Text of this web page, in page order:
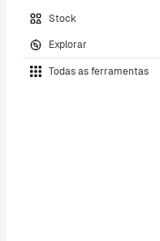
Stock
Explorar
Todas as ferramentas